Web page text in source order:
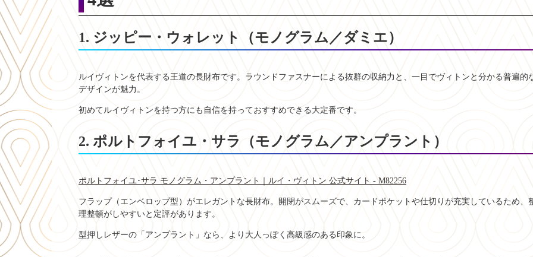
1. ジッピー・ウォレット（モノグラム／ダミエ）
ルイヴィトンを代表する王道の長財布です。ラウンドファスナーによる抜群の収納力と、一目でヴィトンと分かる普遍的
デザインが魅力。
初めてルイヴィトンを持つ方にも自信を持っておすすめできる大定番です。
2. ポルトフォイユ・サラ（モノグラム／アンプラント）
ポルトフォイユ･サラ モノグラム・アンプラント｜ルイ・ヴィトン 公式サイト - M82256
フラップ（エンベロップ型）がエレガントな長財布。開閉がスムーズで、カードポケットや仕切りが充実しているため、
理整頓がしやすいと定評があります。
型押しレザーの「アンプラント」なら、より大人っぽく高級感のある印象に。